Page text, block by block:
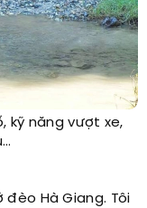
kỹ năng vượt xe,
đèo Hà Giang. Tôi